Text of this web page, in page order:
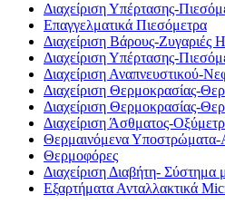
Διαχείριση Υπέρτασης-
Επαγγελματικά Πιεσόμετρα
Διαχείριση Βάρους-Ζυγαριές
Διαχείριση Υπέρτασης-
Διαχείριση Αναπνευστικού-
Διαχείριση Θερμοκρασίας-
Διαχείριση Θερμοκρασίας-
Διαχείριση Άσθματος-
Θερμαινόμενα
Θερμοφόρες
Διαχείριση Διαβήτη-
Εξαρτήματα Ανταλλακτικά